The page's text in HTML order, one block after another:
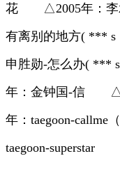
花 △2005年：李
有离别的地方( ***
申胜勋-怎么办(
年：金钟国-信
年：taegoon-
taegoon-superstar